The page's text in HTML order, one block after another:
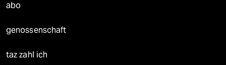
abo
genossenschaft
taz zahl ich